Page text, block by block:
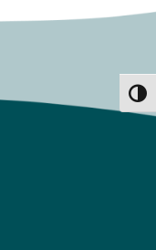
הפעל/כבה ניגודיות גבוהה